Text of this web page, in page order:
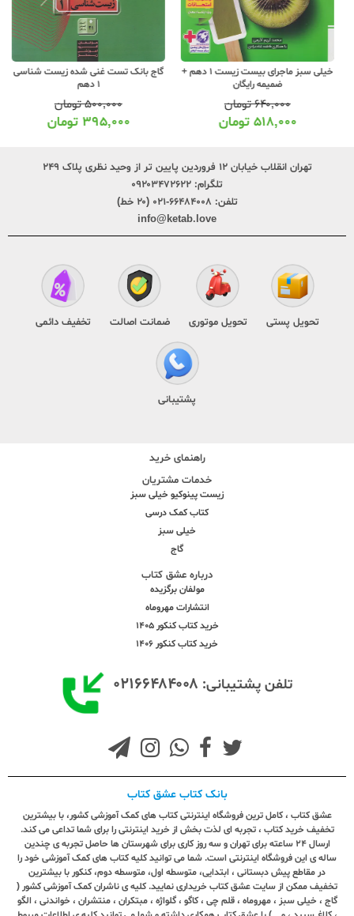
خیلی سبز ماجرای بیست زیست 1 دهم +
ضمیمه رایگان
۶۴۰,۰۰۰تومان
۵۱۸,۰۰۰تومان
گاج بانک تست غنی شده زیست شناسی
۵۰۰,۰۰۰تومان
۳۹۵,۰۰۰تومان
تهران انقلاب خیابان ۱۲ فروردین پایین تر از وحید نظری پلاک ۲۴۹
تلگرام: ۰۹۲۰۳۴۷۲۶۲۲
تلفن: ۶۶۴۸۴۰۰۸-۰۲۱ (۲۰ خط)
info@ketab.love
تحویل پستی تحویل موتوری ضمانت اصالت تخفیف دائمی
پشتیبانی
راهنمای خرید
خدمات مشتریان
زیست پینوکیو خیلی سبز
کتاب کمک درسی
خیلی سبز
گاج
درباره عشق کتاب
مولفان برگزیده
انتشارات مهروماه
خرید کتاب کنکور 1405
خرید کتاب کنکور 1406
تلفن پشتیبانی: ۰۲۱۶۶۴۸۴۰۰۸
بانک کتاب عشق کتاب
عشق کتاب ، کامل ترین فروشگاه اینترنتی کتاب های کمک آموزشی کشور، با بیشترین
تخفیف خرید کتاب ، تجربه ای لذت بخش از خرید اینترنتی را برای شما تداعی می کند.
ارسال ٢٤ ساعته برای تهران و سه روز کاری برای شهرستان ها حاصل تجربه ی چندین
ساله ی این فروشگاه اینترنتی است. شما می توانید کلیه کتاب های کمک آموزشی خود را
در مقاطع پیش دبستانی ، ابتدایی، متوسطه اول، متوسطه دوم، کنکور با بیشترین
تخفیف ممکن از سایت عشق کتاب خریداری نمایید. کلیه ی ناشران کمک آموزشی کشور (
گاج ، خیلی سبز ، مهروماه ، قلم چی ، کاگو ، گلواژه ، مبتکران ، منتشران ، خواندنی ، الگو